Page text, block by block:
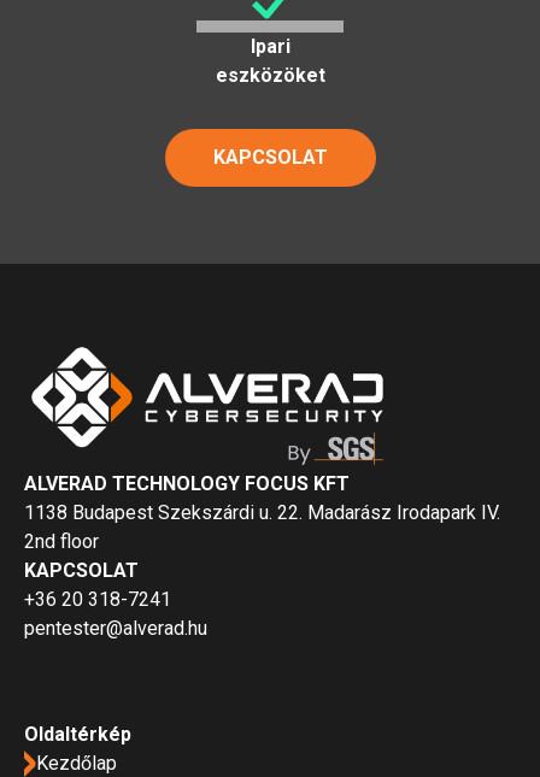
Ipari
eszközöket
KAPCSOLAT
ALVERAD TECHNOLOGY FOCUS KFT
1138 Budapest Szekszárdi u. 22. Madarász Irodapark IV.
2nd floor
KAPCSOLAT
+36 20 318-7241
pentester@alverad.hu
Oldaltérkép
Kezdőlap